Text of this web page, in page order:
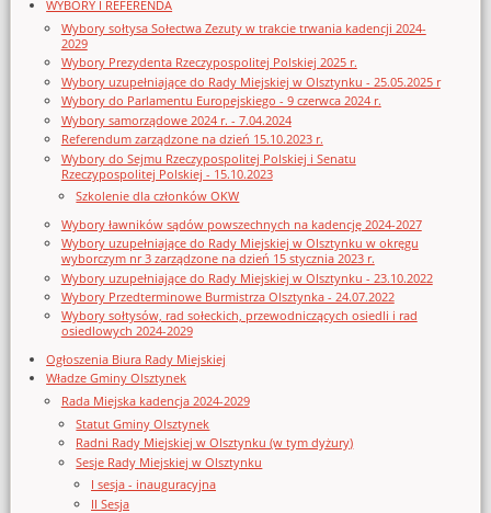
WYBORY I REFERENDA
Wybory sołtysa Sołectwa Zezuty w trakcie trwania kadencji 2024-
2029
Wybory Prezydenta Rzeczypospolitej Polskiej 2025 r.
Wybory uzupełniające do Rady Miejskiej w Olsztynku - 25.05.2025 r
Wybory do Parlamentu Europejskiego - 9 czerwca 2024 r.
Wybory samorządowe 2024 r. - 7.04.2024
Referendum zarządzone na dzień 15.10.2023 r.
Wybory do Sejmu Rzeczypospolitej Polskiej i Senatu
Rzeczypospolitej Polskiej - 15.10.2023
Szkolenie dla członków OKW
Wybory ławników sądów powszechnych na kadencję 2024-2027
Wybory uzupełniające do Rady Miejskiej w Olsztynku w okręgu
wyborczym nr 3 zarządzone na dzień 15 stycznia 2023 r.
Wybory uzupełniające do Rady Miejskiej w Olsztynku - 23.10.2022
Wybory Przedterminowe Burmistrza Olsztynka - 24.07.2022
Wybory sołtysów, rad sołeckich, przewodniczących osiedli i rad
osiedlowych 2024-2029
Ogłoszenia Biura Rady Miejskiej
Władze Gminy Olsztynek
Rada Miejska kadencja 2024-2029
Statut Gminy Olsztynek
Radni Rady Miejskiej w Olsztynku (w tym dyżury)
Sesje Rady Miejskiej w Olsztynku
I sesja - inauguracyjna
II Sesja